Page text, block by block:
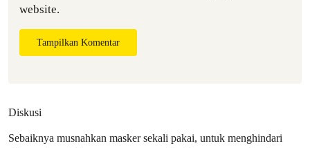
website.
Tampilkan Komentar
Diskusi
Sebaiknya musnahkan masker sekali pakai, untuk menghindari